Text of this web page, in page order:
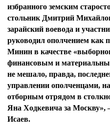
избранного земским
стольник Дмитрий
зарайский воевода и
руководил ополчением как
Минин в качестве
финансовым и
не мешало, правда,
управлении ополченцами,
отборным отрядом в
Яна Ходкевича за
Исаев.